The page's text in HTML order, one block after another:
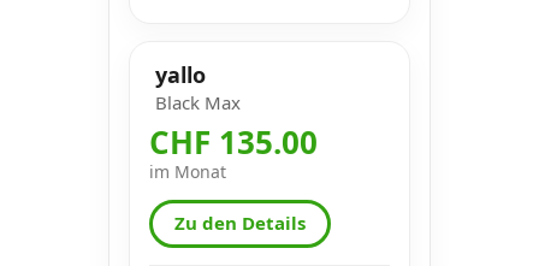
yallo
Black Max
CHF 135.00
im Monat
Zu den Details